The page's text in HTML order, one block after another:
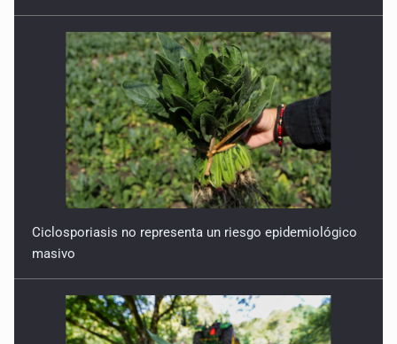
Ciclosporiasis no representa un riesgo epidemiológico
masivo